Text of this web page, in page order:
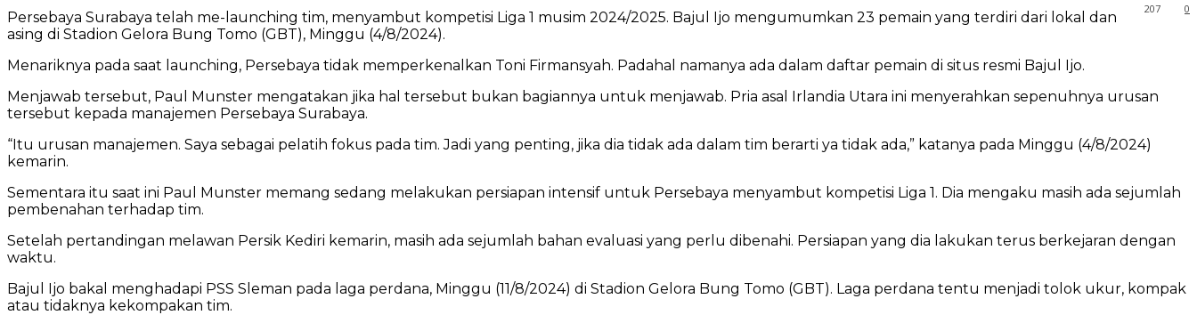
0
207
Persebaya Surabaya telah me-launching tim, menyambut kompetisi Liga 1 musim 2024/2025. Bajul Ijo mengumumkan 23 pemain yang terdiri dari lokal dan
asing di Stadion Gelora Bung Tomo (GBT), Minggu (4/8/2024).
Menariknya pada saat launching, Persebaya tidak memperkenalkan Toni Firmansyah. Padahal namanya ada dalam daftar pemain di situs resmi Bajul Ijo.
Menjawab tersebut, Paul Munster mengatakan jika hal tersebut bukan bagiannya untuk menjawab. Pria asal Irlandia Utara ini menyerahkan sepenuhnya urusan
tersebut kepada manajemen Persebaya Surabaya.
“Itu urusan manajemen. Saya sebagai pelatih fokus pada tim. Jadi yang penting, jika dia tidak ada dalam tim berarti ya tidak ada,” katanya pada Minggu (4/8/2024)
kemarin.
Sementara itu saat ini Paul Munster memang sedang melakukan persiapan intensif untuk Persebaya menyambut kompetisi Liga 1. Dia mengaku masih ada sejumlah
pembenahan terhadap tim.
Setelah pertandingan melawan Persik Kediri kemarin, masih ada sejumlah bahan evaluasi yang perlu dibenahi. Persiapan yang dia lakukan terus berkejaran dengan
waktu.
Bajul Ijo bakal menghadapi PSS Sleman pada laga perdana, Minggu (11/8/2024) di Stadion Gelora Bung Tomo (GBT). Laga perdana tentu menjadi tolok ukur, kompak
atau tidaknya kekompakan tim.